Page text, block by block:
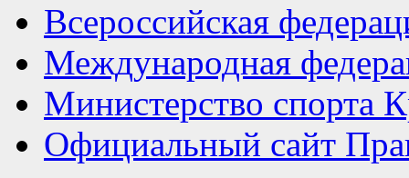
Всероссийская
Международная
Министерство спорта
Официальный сайт